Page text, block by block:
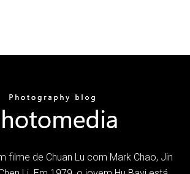
filme de Chuan Lu com Mark Chao, Jin